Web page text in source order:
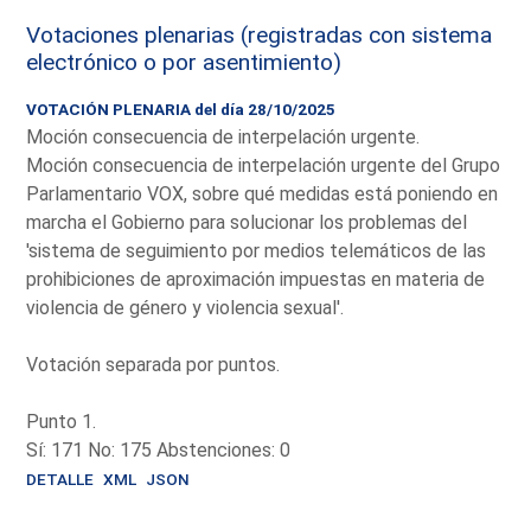
Votaciones plenarias (registradas con sistema
electrónico o por asentimiento)
VOTACIÓN PLENARIA del día 28/10/2025
Moción consecuencia de interpelación urgente.
Moción consecuencia de interpelación urgente del Grupo
Parlamentario VOX, sobre qué medidas está poniendo en
marcha el Gobierno para solucionar los problemas del
'sistema de seguimiento por medios telemáticos de las
prohibiciones de aproximación impuestas en materia de
violencia de género y violencia sexual'.
Votación separada por puntos.
Punto 1.
Sí: 171 No: 175 Abstenciones: 0
DETALLE XML JSON